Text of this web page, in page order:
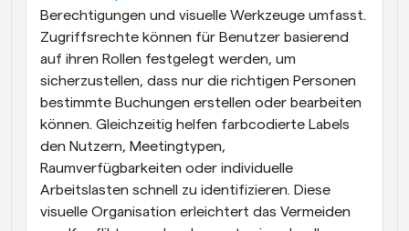
Berechtigungen und visuelle Werkzeuge umfasst.
Zugriffsrechte können für Benutzer basierend
auf ihren Rollen festgelegt werden, um
sicherzustellen, dass nur die richtigen Personen
bestimmte Buchungen erstellen oder bearbeiten
können. Gleichzeitig helfen farbcodierte Labels
den Nutzern, Meetingtypen,
Raumverfügbarkeiten oder individuelle
Arbeitslasten schnell zu identifizieren. Diese
visuelle Organisation erleichtert das Vermeiden